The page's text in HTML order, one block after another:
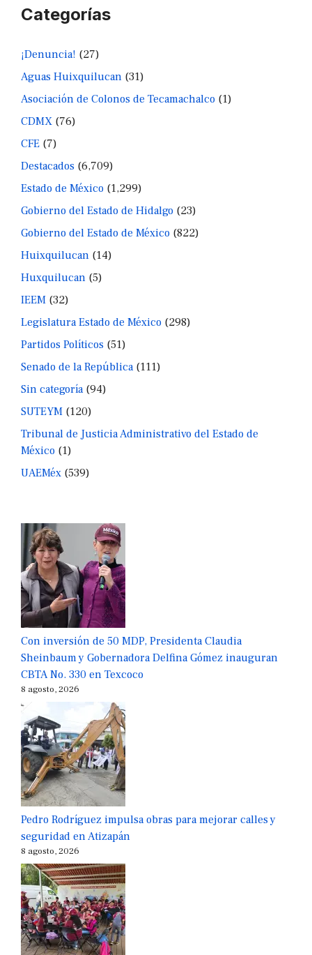
Categorías
¡Denuncia! (27)
Aguas Huixquilucan (31)
Asociación de Colonos de Tecamachalco (1)
CDMX (76)
CFE (7)
Destacados (6,709)
Estado de México (1,299)
Gobierno del Estado de Hidalgo (23)
Gobierno del Estado de México (822)
Huixquilucan (14)
Huxquilucan (5)
IEEM (32)
Legislatura Estado de México (298)
Partidos Políticos (51)
Senado de la República(111)
Sin categoría(94)
SUTEYM (120)
Tribunal de Justicia Administrativo del Estado de
México (1)
UAEMéx (539)
Con inversión de 50 MDP, Presidenta Claudia
Sheinbaum y Gobernadora Delfina Gómez inauguran
CBTA No. 330 en Texcoco
8 agosto, 2026
Pedro Rodríguez impulsa obras para mejorar calles y
seguridad en Atizapán
8 agosto, 2026